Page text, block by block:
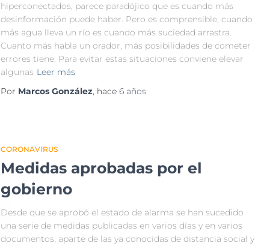
hiperconectados, parece paradójico que es cuando más
desinformación puede haber. Pero es comprensible, cuando
más agua lleva un río es cuando más suciedad arrastra.
Cuanto más habla un orador, más posibilidades de cometer
errores tiene. Para evitar estas situaciones conviene elevar
algunas Leer más
Por Marcos González, hace 6 años
CORONAVIRUS
Medidas aprobadas por el
gobierno
Desde que se aprobó el estado de alarma se han sucedido
una serie de medidas publicadas en varios días y en varios
documentos, aparte de las ya conocidas de distancia social y